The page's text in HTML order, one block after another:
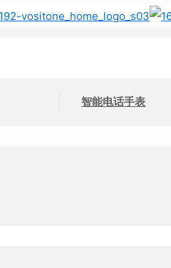
智能电话手表